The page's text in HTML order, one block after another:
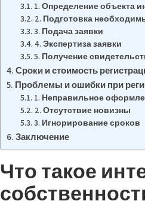
1. Определение объекта
2. Подготовка
3. Подача заявки
4. Экспертиза заявки
5. Получение
Сроки и стоимость
Проблемы и ошибки при
1. Неправильное
2. Отсутствие новизны
3. Игнорирование сроков
Заключение
Что такое